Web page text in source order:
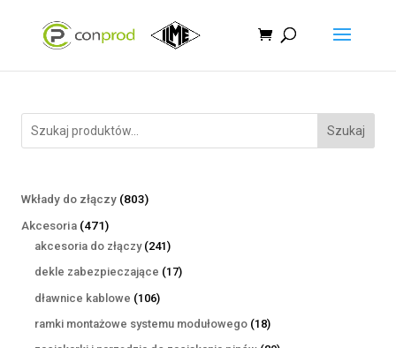
Szukaj
Wkłady do złączy 803803
Akcesoria 471471
produktów
akcesoria do złączy 241241
produktów
dekle zabezpieczające 1717
dławnice kablowe 106106
produktów
ramki montażowe systemu modułowego 1818
produktów